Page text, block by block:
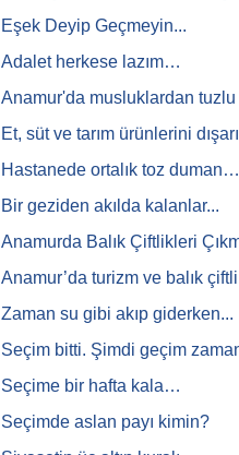
Eşek Deyip Geçmeyin...
Adalet herkese lazım…
Anamur'da musluklardan
Et, süt ve tarım ürünlerini
Hastanede ortalık toz duman…
Bir geziden akılda kalanlar...
Anamurda Balık Çiftlikleri
Anamur’da turizm ve balık
Zaman su gibi akıp giderken...
Seçim bitti. Şimdi geçim
Seçime bir hafta kala…
Seçimde aslan payı kimin?